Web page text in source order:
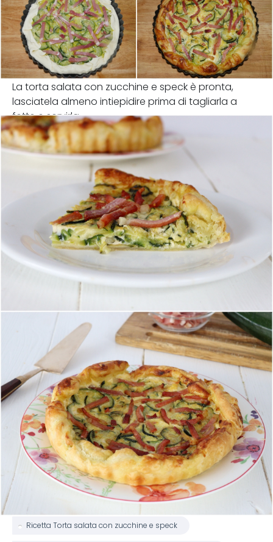
La torta salata con zucchine e speck è pronta,
lasciatela almeno intiepidire prima di tagliarla a
fette e servirla.
Ricetta Torta salata con zucchine e speck